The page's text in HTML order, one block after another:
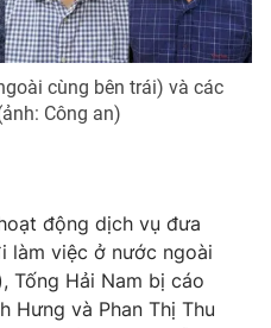
điện tử số 483/GP-BTTTT
Hạnh, Phạm Quốc Thắng,
cùng bên trái) và các
Công an)
động dịch vụ đưa
làm việc ở nước ngoài
Tống Hải Nam bị cáo
Hưng và Phan Thị Thu